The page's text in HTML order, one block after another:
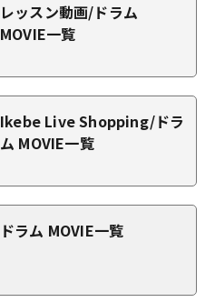
レッスン動画/ドラム
MOVIE一覧
Ikebe Live Shopping/ドラ
ム MOVIE一覧
ドラム MOVIE一覧